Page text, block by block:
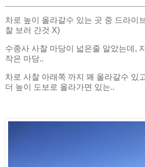
차로 높이 올라갈수 있는 곳 중 드라이
찰 보러 간것 X)
수종사 사찰 마당이 넓은줄 알았는데,
작은 마당..
차로 사찰 아래쪽 까지 꽤 올라갈수 있
더 높이 도보로 올라가면 있는..